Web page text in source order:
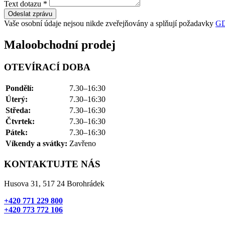
Text dotazu *
Odeslat zprávu
Vaše osobní údaje nejsou nikde zveřejňovány a splňují požadavky
Maloobchodní prodej
OTEVÍRACÍ DOBA
Pondělí:
7.30–16:30
Úterý:
7.30–16:30
Středa:
7.30–16:30
Čtvrtek:
7.30–16:30
Pátek:
7.30–16:30
Víkendy a svátky: Zavřeno
KONTAKTUJTE NÁS
Husova 31, 517 24 Borohrádek
+420 771 229 800
+420 773 772 106